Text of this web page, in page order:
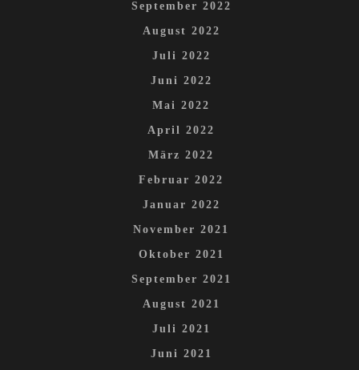
September 2022
August 2022
Juli 2022
Juni 2022
Mai 2022
April 2022
März 2022
Februar 2022
Januar 2022
November 2021
Oktober 2021
September 2021
August 2021
Juli 2021
Juni 2021